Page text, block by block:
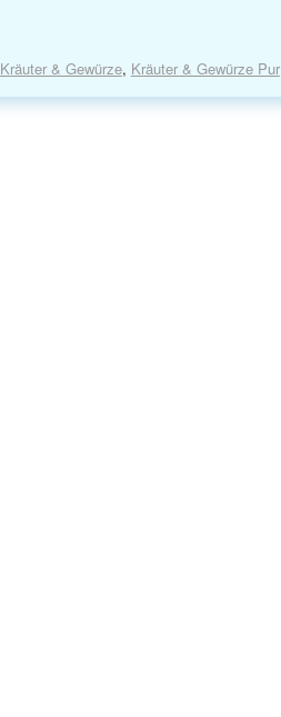
Kräuter & Gewürze, Kräuter & Gewürze Pur